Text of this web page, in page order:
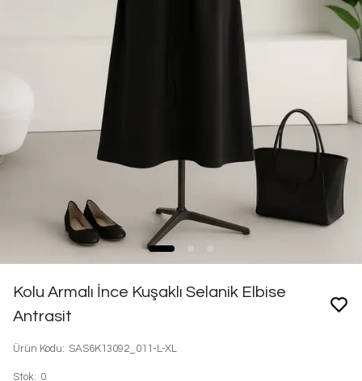
Kolu Armalı İnce Kuşaklı Selanik Elbise
Antrasit
Ürün Kodu: SAS6K13092_011-L-XL